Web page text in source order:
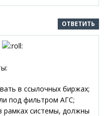
ОТВЕТИТЬ
в ссылочных биржах;
под фильтром АГС;
рамках системы, должны